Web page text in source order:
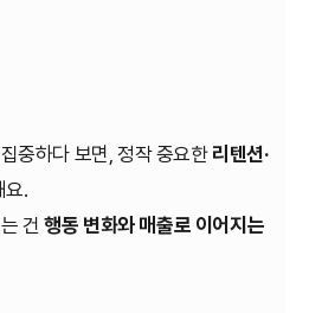
중하다 보면, 정작 중요한 리텐션·
요.
건행동 변화와 매출로 이어지는